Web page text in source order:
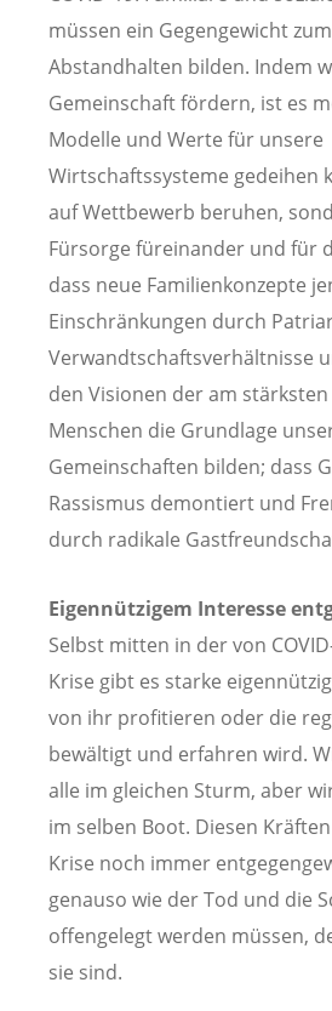
müssen ein Gegengewicht
Abstandhalten bilden. Indem
Gemeinschaft fördern, ist es
Modelle und Werte für unsere
Wirtschaftssysteme gedeihen
auf Wettbewerb beruhen,
Fürsorge füreinander und für
dass neue Familienkonzepte
Einschränkungen durch
Verwandtschaftsverhältnisse
den Visionen der am
Menschen die Grundlage
Gemeinschaften bilden; dass
Rassismus demontiert und
durch radikale
Eigennützigem Interesse
Selbst mitten in der von
Krise gibt es starke
von ihr profitieren oder die
bewältigt und erfahren wird.
alle im gleichen Sturm, aber
im selben Boot. Diesen
Krise noch immer
genauso wie der Tod und die
offengelegt werden müssen,
sie sind.